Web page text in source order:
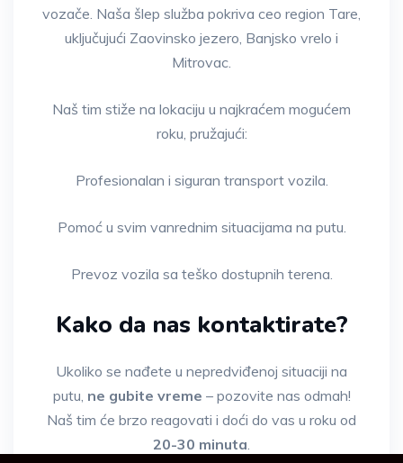
vozače. Naša šlep služba pokriva ceo region Tare,
uključujući Zaovinsko jezero, Banjsko vrelo i
Mitrovac.
Naš tim stiže na lokaciju u najkraćem mogućem
roku, pružajući:
Profesionalan i siguran transport vozila.
Pomoć u svim vanrednim situacijama na putu.
Prevoz vozila sa teško dostupnih terena.
Kako da nas kontaktirate?
Ukoliko se nađete u nepredviđenoj situaciji na
putu, ne gubite vreme – pozovite nas odmah!
Naš tim će brzo reagovati i doći do vas u roku od
20-30 minuta.